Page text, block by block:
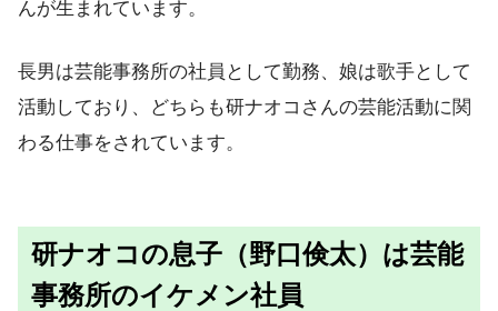
んが生まれています。
長男は芸能事務所の社員として勤務、娘は歌手として
活動しており、どちらも研ナオコさんの芸能活動に関
わる仕事をされています。
研ナオコの息子（野口倹太）は芸能
事務所のイケメン社員